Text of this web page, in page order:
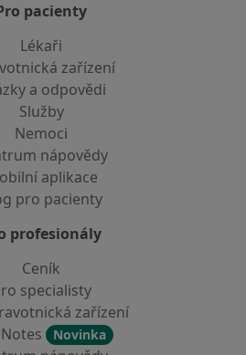
pacienty
Lékaři
zařízení
a odpovědi
Služby
Nemoci
nápovědy
aplikace
pro pacienty
profesionály
Ceník
specialisty
zařízení
Novinka